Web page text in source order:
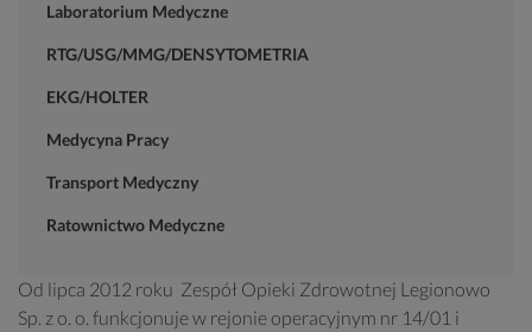
Laboratorium Medyczne
RTG/USG/MMG/DENSYTOMETRIA
EKG/HOLTER
Medycyna Pracy
Transport Medyczny
Ratownictwo Medyczne
Od lipca 2012 roku Zespół Opieki Zdrowotnej Legionowo
Sp. z o. o. funkcjonuje w rejonie operacyjnym nr 14/01 i